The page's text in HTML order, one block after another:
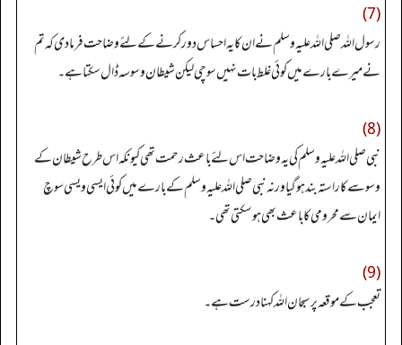
(7)
رسول اللہ صلی اللہ علیہ وسلم نے ان کا یہ احساس دور کر نے کے لئے وضاحت فرما دی کہ تم
نے میرے بارے میں کوئی غلط بات نہیں سوچی لیکن شیطان وسوسہ ڈال سکتا ہے۔
(8)
نبی صلی اللہ علیہ وسلم کی یہ وضاحت اس لئے باعث رحمت تھی کیونکہ اس طرح شیطان کے
وسوسے کا راستہ بند ہو گیا ورنہ نبی صلی اللہ علیہ وسلم کے بارے میں کوئی ایسی ویسی سوچ
ایمان سے محرومی کا با عث بھی ہو سکتی تھی۔
(9)
تعجب کے موقعہ پر سبحان اللہ کہنا درست ہے۔